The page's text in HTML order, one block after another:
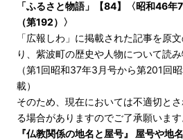
「ふるさと物語」【84】〈昭和46年
（第192）〉
「広報しわ」に掲載された記事を原
り、紫波町の歴史や人物について読
（第1回昭和37年3月号から第201回
載）
そのため、現在においては不適切と
る場合がありますのでご了承願います
『仏教関係の地名と屋号』 屋号や地